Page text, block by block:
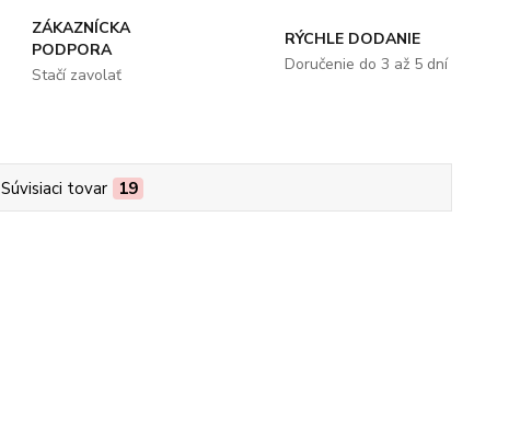
ZÁKAZNÍCKA
PODPORA
Stačí zavolať
RÝCHLE DODANIE
Doručenie do 3 až 5 dní
Súvisiaci tovar 19